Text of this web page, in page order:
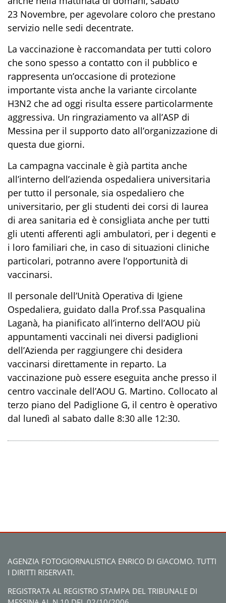
23 Novembre, per agevolare coloro che prestano
servizio nelle sedi decentrate.
La vaccinazione è raccomandata per tutti coloro
che sono spesso a contatto con il pubblico e
rappresenta un’occasione di protezione
importante vista anche la variante circolante
H3N2 che ad oggi risulta essere particolarmente
aggressiva. Un ringraziamento va all’ASP di
Messina per il supporto dato all’organizzazione di
questa due giorni.
La campagna vaccinale è già partita anche
all’interno dell’azienda ospedaliera universitaria
per tutto il personale, sia ospedaliero che
universitario, per gli studenti dei corsi di laurea
di area sanitaria ed è consigliata anche per tutti
gli utenti afferenti agli ambulatori, per i degenti e
i loro familiari che, in caso di situazioni cliniche
particolari, potranno avere l’opportunità di
vaccinarsi.
Il personale dell’Unità Operativa di Igiene
Ospedaliera, guidato dalla Prof.ssa Pasqualina
Laganà, ha pianificato all’interno dell’AOU più
appuntamenti vaccinali nei diversi padiglioni
dell’Azienda per raggiungere chi desidera
vaccinarsi direttamente in reparto. La
vaccinazione può essere eseguita anche presso il
centro vaccinale dell’AOU G. Martino. Collocato al
terzo piano del Padiglione G, il centro è operativo
dal lunedì al sabato dalle 8:30 alle 12:30.
AGENZIA FOTOGIORNALISTICA ENRICO DI GIACOMO. TUTTI
I DIRITTI RISERVATI.
REGISTRATA AL REGISTRO STAMPA DEL TRIBUNALE DI